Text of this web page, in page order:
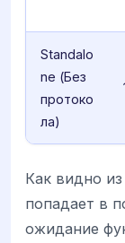
Standalo
ne (Без
протоко
ла)
Как видно
попадает в
ожидание